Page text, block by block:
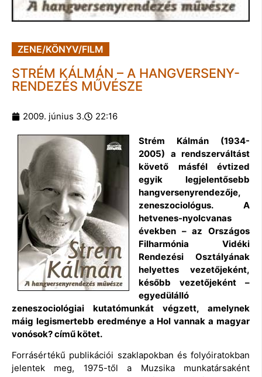
ZENE/KÖNYV/FILM
STRÉM KÁLMÁN – A HANGVERSENY-
RENDEZÉS MŰVÉSZE
2009. június 3. 22:16
Strém Kálmán (1934-
2005) a rendszerváltást
követő másfél évtized
egyik legjelentősebb
hangversenyrendezője,
zeneszociológus. A
hetvenes-nyolcvanas
években – az Országos
Filharmónia Vidéki
Rendezési Osztályának
helyettes vezetőjeként,
később vezetőjeként –
egyedülálló
zeneszociológiai kutatómunkát végzett, amelynek
máig legismertebb eredménye a Hol vannak a magyar
vonósok? című kötet.
Forrásértékű publikációi szaklapokban és folyóiratokban
jelentek meg, 1975-től a Muzsika munkatársaként